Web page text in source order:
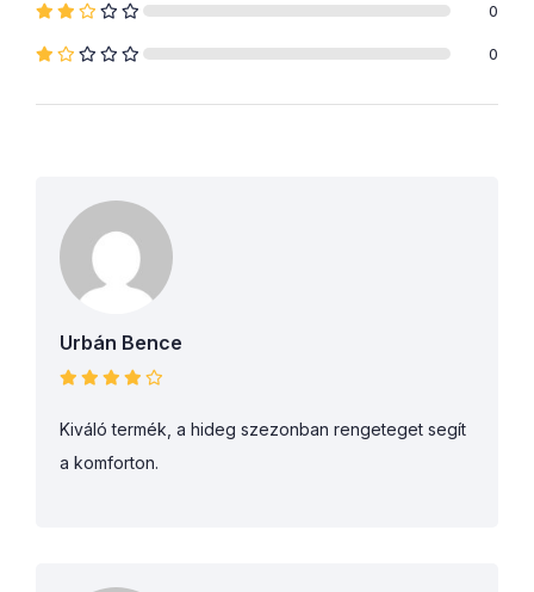
0
0
Urbán Bence
Kiváló termék, a hideg szezonban rengeteget segít
a komforton.